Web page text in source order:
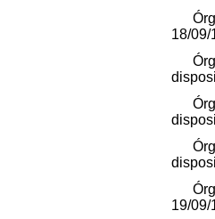
18/09/
19/09/